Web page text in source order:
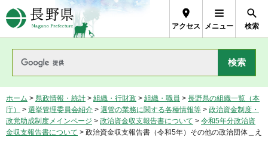
長野県Nagano Prefecture
アクセス メニュー 検索
ホーム > 県政情報・統計 > 組織・行財政 > 組織・職員 > 長野県の組織一覧（本
庁）
> 選挙管理委員会紹介 > 選管の業務に関する各種情報等 > 政治資金制度・
政党助成制度メインページ > 政治資金収支報告書について > 令和5年分政治資
金収支報告書について > 政治資金収支報告書（令和5年）その他の政治団体＿え